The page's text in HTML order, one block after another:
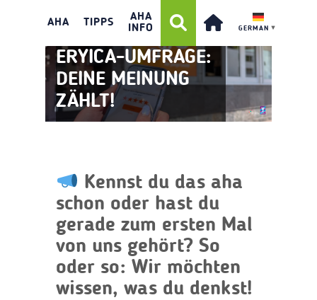
AHA TIPPS
AHA
INFO
GERMAN ▼
ERYICA-UMFRAGE:
DEINE MEINUNG
ZÄHLT!
Kennst du das aha
schon oder hast du
gerade zum ersten Mal
von uns gehört? So
oder so: Wir möchten
wissen, was du denkst!